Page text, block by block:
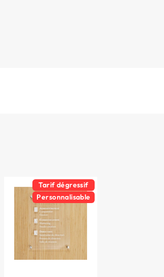
Tarif dégressif
Personnalisable